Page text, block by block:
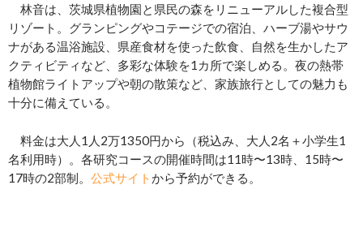
林音は、茨城県植物園と県民の森をリニューアルした複合型
リゾート。グランピングやコテージでの宿泊、ハーブ湯やサウ
ナがある温浴施設、県産食材を使った飲食、自然を生かしたア
クティビティなど、多彩な体験を1カ所で楽しめる。夜の熱帯
植物館ライトアップや朝の散策など、家族旅行としての魅力も
十分に備えている。
料金は大人1人2万1350円から（税込み、大人2名＋小学生1
名利用時）。各研究コースの開催時間は11時〜13時、15時〜
17時の2部制。 公式サイトから予約ができる。